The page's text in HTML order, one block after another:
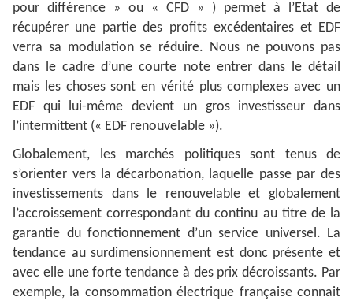
pour différence » ou « CFD » ) permet à l’Etat de
récupérer une partie des profits excédentaires et EDF
verra sa modulation se réduire. Nous ne pouvons pas
dans le cadre d’une courte note entrer dans le détail
mais les choses sont en vérité plus complexes avec un
EDF qui lui-même devient un gros investisseur dans
l’intermittent (« EDF renouvelable »).
Globalement, les marchés politiques sont tenus de
s’orienter vers la décarbonation, laquelle passe par des
investissements dans le renouvelable et globalement
l’accroissement correspondant du continu au titre de la
garantie du fonctionnement d’un service universel. La
tendance au surdimensionnement est donc présente et
avec elle une forte tendance à des prix décroissants. Par
exemple, la consommation électrique française connait